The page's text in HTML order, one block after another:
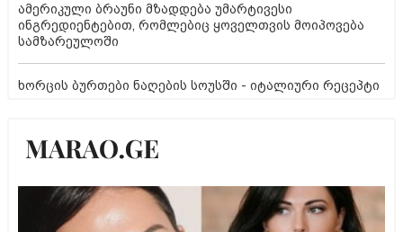
ამერიკული ბრაუნი მზადდება უმარტივესი
ინგრედიენტებით, რომლებიც ყოველთვის მოიპოვება
სამზარეულოში
ხორცის ბურთები ნაღების სოუსში - იტალიური რეცეპტი